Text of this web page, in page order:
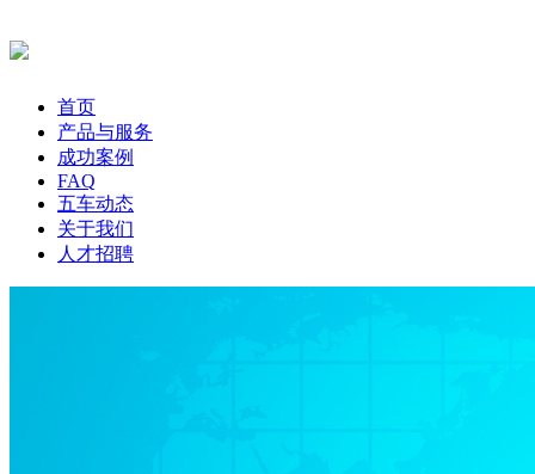
首页
产品与服务
成功案例
FAQ
五车动态
关于我们
人才招聘